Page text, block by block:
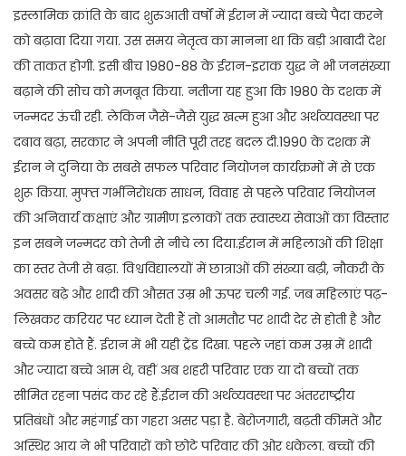
इस्लामिक क्रांति के बाद शुरुआती वर्षों में ईरान में ज्यादा बच्चे पैदा करने
को बढ़ावा दिया गया. उस समय नेतृत्व का मानना था कि बड़ी आबादी देश
की ताकत होगी. इसी बीच 1980-88 के ईरान-इराक युद्ध ने भी जनसंख्या
बढ़ाने की सोच को मजबूत किया. नतीजा यह हुआ कि 1980 के दशक में
जन्मदर ऊंची रही. लेकिन जैसे-जैसे युद्ध खत्म हुआ और अर्थव्यवस्था पर
दबाव बढ़ा, सरकार ने अपनी नीति पूरी तरह बदल दी.1990 के दशक में
ईरान ने दुनिया के सबसे सफल परिवार नियोजन कार्यक्रमों में से एक
शुरू किया. मुफ्त गर्भनिरोधक साधन, विवाह से पहले परिवार नियोजन
की अनिवार्य कक्षाएं और ग्रामीण इलाकों तक स्वास्थ्य सेवाओं का विस्तार
इन सबने जन्मदर को तेजी से नीचे ला दिया.ईरान में महिलाओं की शिक्षा
का स्तर तेजी से बढ़ा. विश्वविद्यालयों में छात्राओं की संख्या बढ़ी, नौकरी के
अवसर बढ़े और शादी की औसत उम्र भी ऊपर चली गई. जब महिलाएं पढ़-
लिखकर करियर पर ध्यान देती हैं तो आमतौर पर शादी देर से होती है और
बच्चे कम होते हैं. ईरान में भी यही ट्रेंड दिखा. पहले जहां कम उम्र में शादी
और ज्यादा बच्चे आम थे, वहीं अब शहरी परिवार एक या दो बच्चों तक
सीमित रहना पसंद कर रहे हैं.ईरान की अर्थव्यवस्था पर अंतरराष्ट्रीय
प्रतिबंधों और महंगाई का गहरा असर पड़ा है. बेरोजगारी, बढ़ती कीमतें और
अस्थिर आय ने भी परिवारों को छोटे परिवार की ओर धकेला. बच्चों की